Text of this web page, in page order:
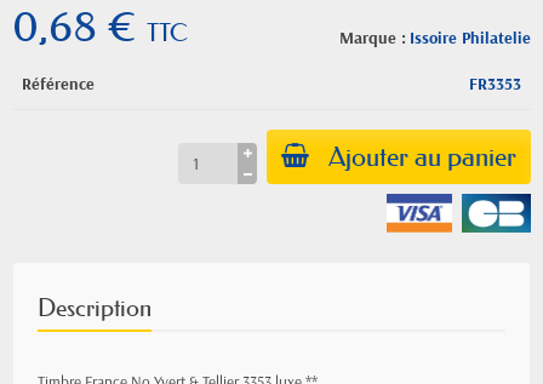
Marque : Issoire Philatelie
0,68 € TTC
Référence FR3353
Ajouter au panier
Description